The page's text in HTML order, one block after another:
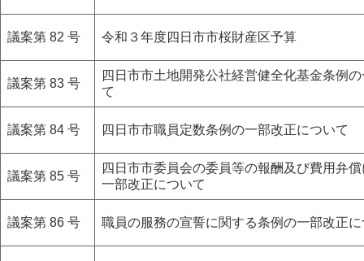
議案第 82 号 令和３年度四日市市桜財産区予算
議案第 83 号
四日市市土地開発公社経営健全化基金条例
て
議案第 84 号 四日市市職員定数条例の一部改正について
議案第 85 号
四日市市委員会の委員等の報酬及び費用弁
一部改正について
議案第 86 号 職員の服務の宣誓に関する条例の一部改正